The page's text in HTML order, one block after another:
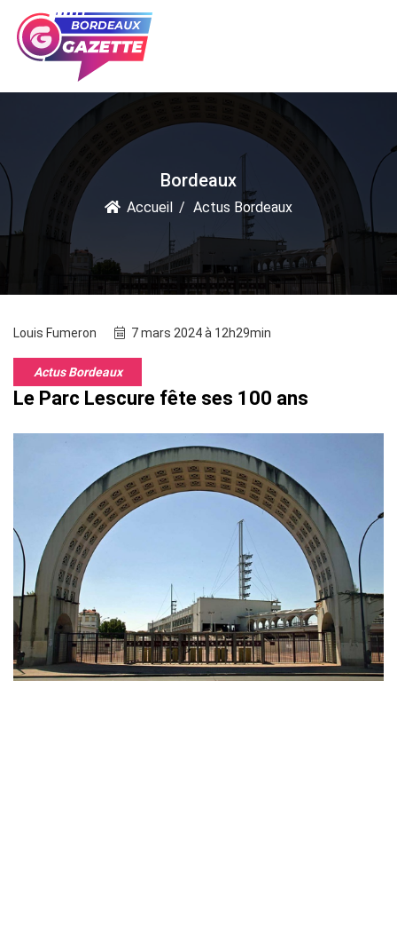
Bordeaux
Accueil Actus Bordeaux
Louis Fumeron 7 mars 2024 à 12h29min
Actus Bordeaux
Le Parc Lescure fête ses 100 ans